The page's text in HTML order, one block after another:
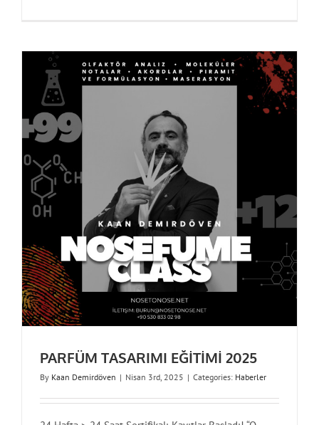
PARFÜM TASARIMI EĞİTİMİ 2025
By Kaan Demirdöven | Nisan 3rd, 2025 | Categories: Haberler